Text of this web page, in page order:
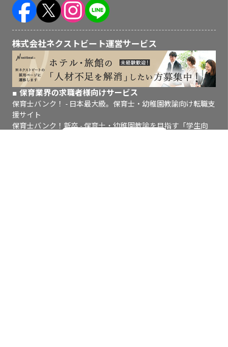
株式会社ネクストビート運営サービス
保育業界の求職者様向けサービス
保育士バンク！ - 日本最大級。保育士・幼稚園教諭向け転職支
援サイト
保育士バンク！新卒 - 保育士・幼稚園教諭を目指す「学生向